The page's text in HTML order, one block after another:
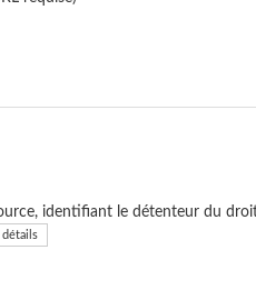
identifiant le détenteur du